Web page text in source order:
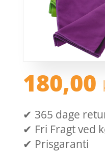
180,00
✔ 365 dage
✔ Fri Fragt ved
✔ Prisgaranti